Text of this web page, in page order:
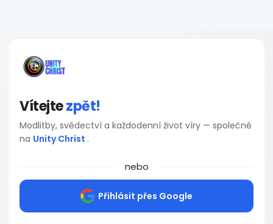
Vítejtezpět!
Modlitby, svědectví a každodenní život víry — společně
na Unity Christ .
nebo
Přihlásit přes Google